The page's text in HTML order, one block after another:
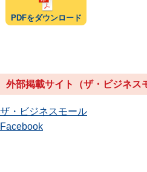
PDFをダウンロード
外部掲載サイト（ザ・ビジネス
ザ・ビジネスモール
Facebook